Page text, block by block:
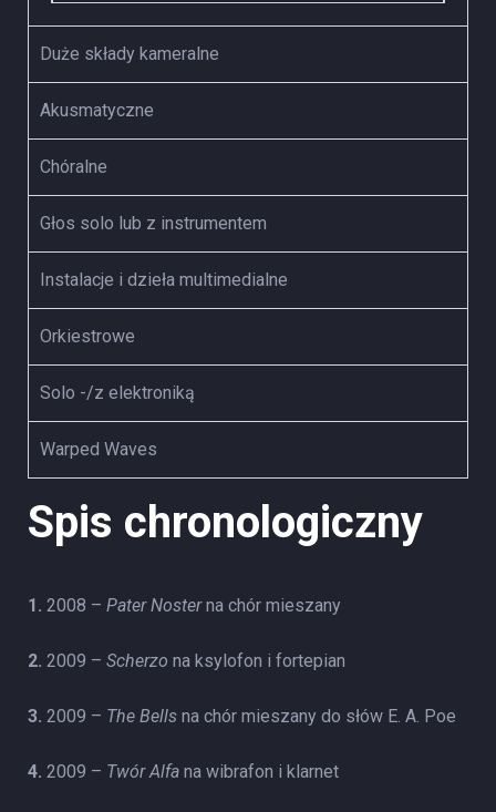
Duże składy kameralne
Akusmatyczne
Chóralne
Głos solo lub z instrumentem
Instalacje i dzieła multimedialne
Orkiestrowe
Solo -/z elektroniką
Warped Waves
Spis chronologiczny
1. 2008 – Pater Nosterna chór mieszany
2. 2009 – Scherzo na ksylofon i fortepian
3. 2009 – The Bells na chór mieszany do słów E. A. Poe
4. 2009 – Twór Alfa na wibrafon i klarnet